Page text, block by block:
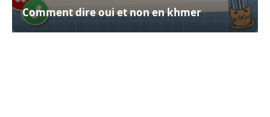
Comment dire oui et non en khmer